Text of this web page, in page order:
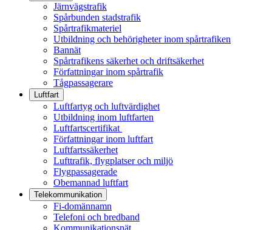
Järnvägstrafik
Spårbunden stadstrafik
Spårtrafikmateriel
Utbildning och behörigheter inom spårtrafiken
Bannät
Spårtrafikens säkerhet och driftsäkerhet
Författningar inom spårtrafik
Tågpassagerare
Luftfart
Luftfartyg och luftvärdighet
Utbildning inom luftfarten
Luftfartscertifikat
Författningar inom luftfart
Luftfartssäkerhet
Lufttrafik, flygplatser och miljö
Flygpassagerade
Obemannad luftfart
Telekommunikation
Fi-domännamn
Telefoni och bredband
Kommunikationsnät